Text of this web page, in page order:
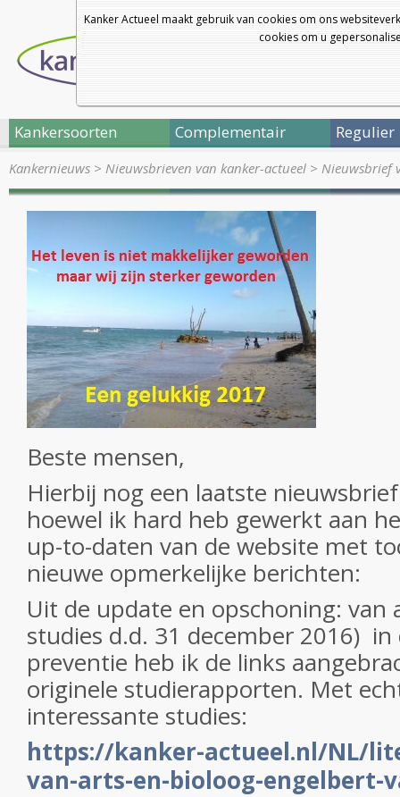
Kanker Actueel maakt gebruik van cookies om ons
cookies om u
Kankersoorten Complementair Regulier
Kankernieuws > Nieuwsbrieven van kanker-actueel > Nieuwsbrief
Beste mensen,
Hierbij nog een laatste
hoewel ik hard heb gewerkt aan
up-to-daten van de website met
nieuwe opmerkelijke berichten:
Uit de update en opschoning: van
studies d.d. 31 december 2016)
preventie heb ik de links
originele studierapporten. Met
interessante studies:
https://kanker-actueel.nl/NL/
van-arts-en-bioloog-engelbert-